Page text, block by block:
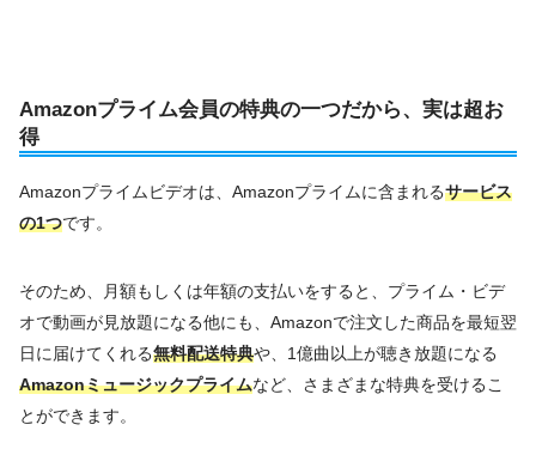
Amazonプライム会員の特典の一つだから、実は超お
得
Amazonプライムビデオは、Amazonプライムに含まれるサービス
の1つです。
そのため、月額もしくは年額の支払いをすると、プライム・ビデ
オで動画が見放題になる他にも、Amazonで注文した商品を最短翌
日に届けてくれる無料配送特典や、1億曲以上が聴き放題になる
Amazonミュージックプライムなど、さまざまな特典を受けるこ
とができます。